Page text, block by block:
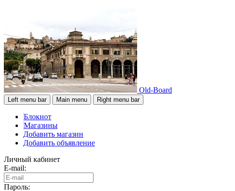
Old-Board
Left menu bar Main menu Right menu bar
Блокнот
Магазины
Добавить магазин
Добавить объявление
Личный кабинет
E-mail:
Пароль: